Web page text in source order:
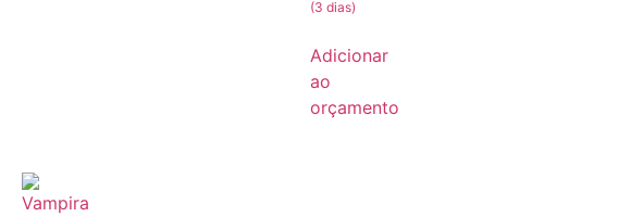
Adicionar
ao
orçamento